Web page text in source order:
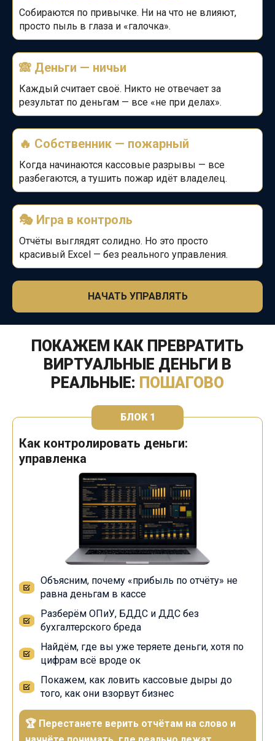
Собираются по привычке. Ни на что не влияют,
просто пыль в глаза и «галочка».
🙈 Деньги — ничьи
Каждый считает своё. Никто не отвечает за
результат по деньгам — все «не при делах».
🔥 Собственник — пожарный
Когда начинаются кассовые разрывы — все
разбегаются, а тушить пожар идёт владелец.
🎭 Игра в контроль
Отчёты выглядят солидно. Но это просто
красивый Excel — без реального управления.
НАЧАТЬ УПРАВЛЯТЬ
ПОКАЖЕМ КАК ПРЕВРАТИТЬ
ВИРТУАЛЬНЫЕ ДЕНЬГИ В
РЕАЛЬНЫЕ: ПОШАГОВО
Как контролировать деньги:
управленка
БЛОК 1
Объясним, почему «прибыль по отчёту» не
равна деньгам в кассе
Разберём ОПиУ, БДДС и ДДС без
бухгалтерского бреда
Найдём, где вы уже теряете деньги, хотя по
цифрам всё вроде ок
Покажем, как ловить кассовые дыры до
того, как они взорвут бизнес
🏆 Перестанете верить отчётам на слово и